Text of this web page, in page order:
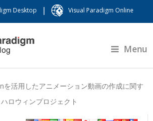
Desktop | Visual Paradigm Online
Menu
を活用したアニメーション動画の作成に関す
ロウィンプロジェクト